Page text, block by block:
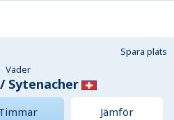
Spara plats
Väder
Sytenacher
Jämför